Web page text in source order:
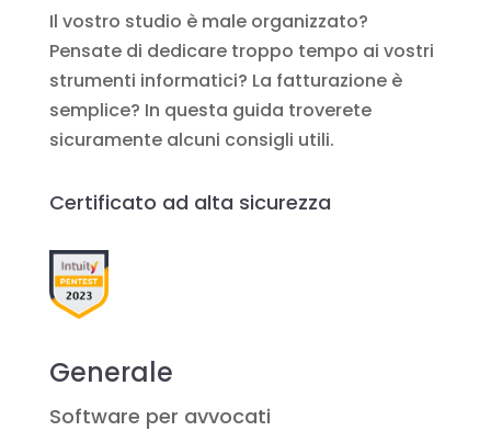
Il vostro studio è male organizzato?
Pensate di dedicare troppo tempo ai vostri
strumenti informatici? La fatturazione è
semplice? In questa guida troverete
sicuramente alcuni consigli utili.
Certificato ad alta sicurezza
Generale
Software per avvocati